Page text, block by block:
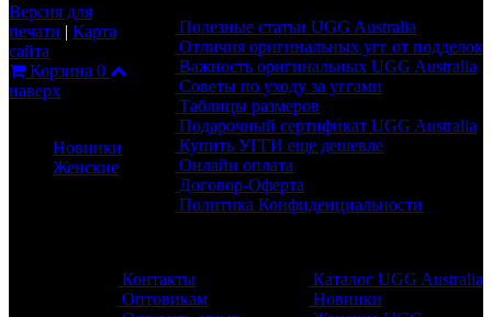
Полезные статьи UGG Australia
Отличия оригинальных угг от подделок
Важность оригинальных UGG Australia
Советы по уходу за уггами
Таблицы размеров
Подарочный сертификат UGG Australia
Купить УГГИ еще дешевле
Онлайн оплата
Договор-Оферта
Политика Конфиденциальности
Каталог UGG Australia
Новинки
Контакты
Оптовикам
Версия для
печати | Карта
сайта
Корзина 0
наверх
Новинки
Женские